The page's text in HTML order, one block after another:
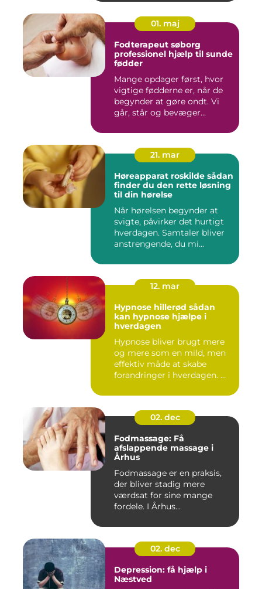
01. maj
Fodterapeut søborg
professionel hjælp til sunde
fødder
Mange opdager først, hvor
vigtige fødderne er, når de
begynder at gøre ondt. Vi
går, står og bevæger...
21. mar
Høreapparat roskilde sådan
finder du den rette løsning
til din hørelse
Når hørelsen begynder at
svigte, påvirker det hurtigt
hverdagen. Samtaler bliver
anstrengende, du mi...
12. mar
Hypnose hillerød sådan
kan hypnose hjælpe i
hverdagen
Hypnose bliver brugt mere
og mere som en mild, men
effektiv måde at skabe
forandringer i hverdagen. ...
02. dec
Fodmassage: Få
afslappende massage i
Århus
Fodmassage er en praksis,
der bliver stadig mere
værdsat for sine mange
fordele. I Århus...
02. dec
Depression: få hjælp i
Næstved